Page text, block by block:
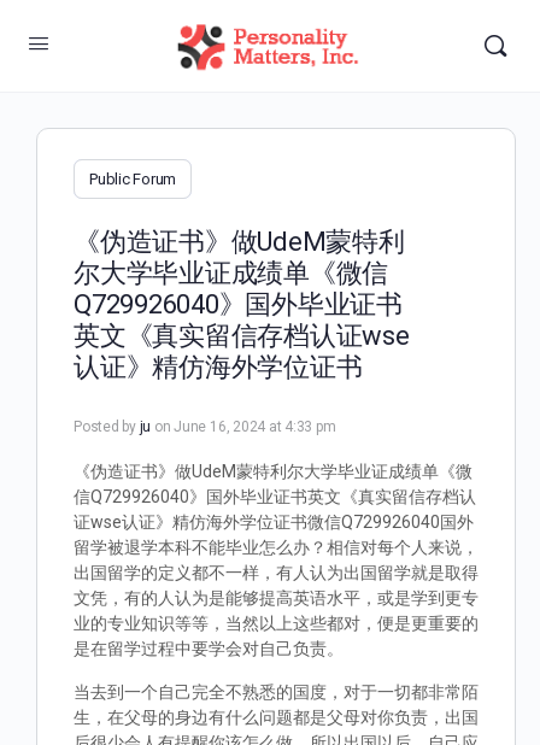
Public Forum
《伪造证书》做UdeM蒙特利
尔大学毕业证成绩单《微信
Q729926040》国外毕业证书
英文《真实留信存档认证wse
认证》精仿海外学位证书
Posted by ju on June 16, 2024 at 4:33 pm
《伪造证书》做UdeM蒙特利尔大学毕业证成绩单《微
信Q729926040》国外毕业证书英文《真实留信存档认
证wse认证》精仿海外学位证书微信Q729926040国外
留学被退学本科不能毕业怎么办？相信对每个人来说，
出国留学的定义都不一样，有人认为出国留学就是取得
文凭，有的人认为是能够提高英语水平，或是学到更专
业的专业知识等等，当然以上这些都对，便是更重要的
是在留学过程中要学会对自己负责。
当去到一个自己完全不熟悉的国度，对于一切都非常陌
生，在父母的身边有什么问题都是父母对你负责，出国